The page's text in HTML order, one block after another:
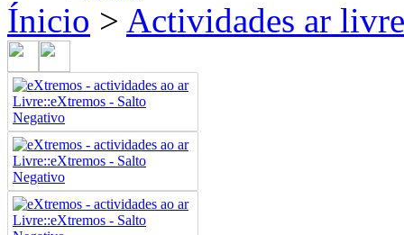
Ínicio > Actividades ar livre